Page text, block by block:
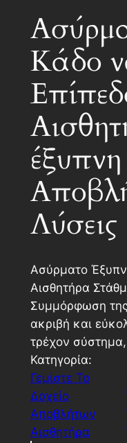
Κάδο
έξυπνη
Λύσεις
Ασύρματο
Αισθητήρα
Συμμόρφωση
ακριβή και
τρέχον σύστημα,
Κατηγορία:
Γεμίστε Το
Δοχείο
Αποβλήτων
Αισθητήρα